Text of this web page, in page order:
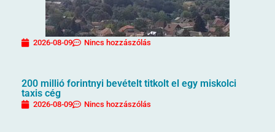
2026-08-09 Nincs hozzászólás
200 millió forintnyi bevételt titkolt el egy miskolci
taxis cég
2026-08-09 Nincs hozzászólás